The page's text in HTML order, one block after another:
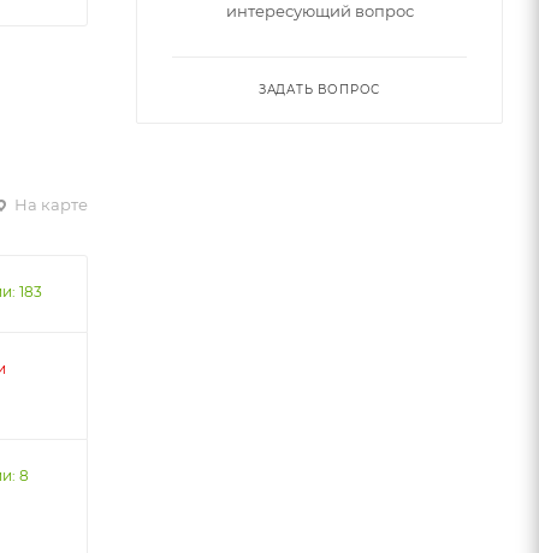
На карте
183
8
интересующий вопрос
ЗАДАТЬ ВОПРОС